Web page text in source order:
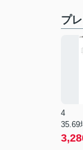
プ
4
35.69